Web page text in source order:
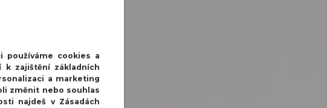
používáme cookies a
k zajištění základních
a marketing
změnit nebo souhlas
najdeš v Zásadách